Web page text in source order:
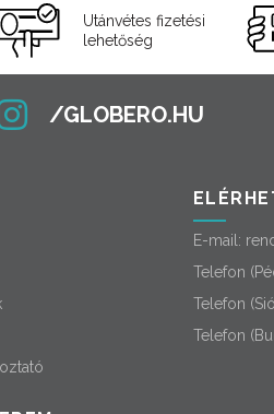
Utánvétes fizetési
lehetőség
E-mail:
Telefon
Telefon
Telefon